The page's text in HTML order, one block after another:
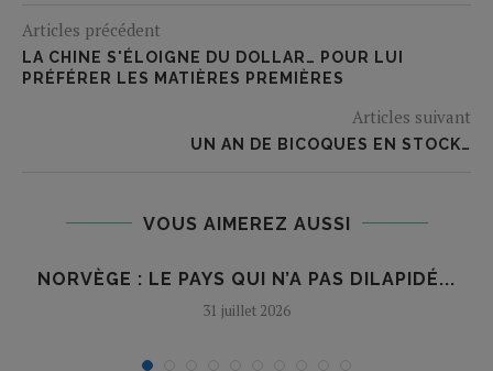
Articles précédent
LA CHINE S'ÉLOIGNE DU DOLLAR… POUR LUI
PRÉFÉRER LES MATIÈRES PREMIÈRES
Articles suivant
UN AN DE BICOQUES EN STOCK…
VOUS AIMEREZ AUSSI
NORVÈGE : LE PAYS QUI N’A PAS DILAPIDÉ...
31 juillet 2026